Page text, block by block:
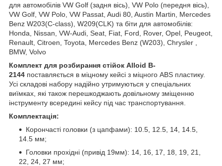
для автомобілів VW Golf (задня вісь), VW Polo (передня вісь),
VW Golf, VW Polo, VW Passat, Audi 80, Austin Martin, Mercedes
Benz W203(C-class), W209(CLK) та біти для автомобілів:
Honda, Nissan, VW-Audi, Seat, Fiat, Ford, Rover, Opel, Peugeot,
Renault, Citroen, Toyota, Mercedes Benz (W203), Chrysler ,
BMW, Volvo
Комплект для розбирання стійок Alloid B-
2144 поставляється в міцному кейсі з міцного ABS пластику.
Усі складові набору надійно утримуються у спеціальних
виїмках, які також перешкоджають довільному зміщенню
інструменту всередині кейсу під час транспортування.
Комплектація:
Корончасті головки (з цапфами): 10.5, 12.5, 14, 14.5,
14.5 мм;
Головки прохідні (привід 19мм): 14, 16, 17, 18, 19, 21,
22, 24, 27 мм;